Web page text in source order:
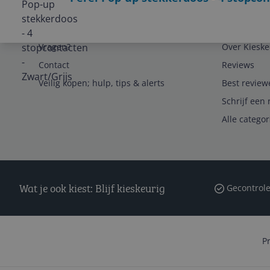
Vragen?
Contact
Veilig kopen; hulp, tips & alerts
Over
Reviews
Best
Schrijf een
Alle
Wat je ook kiest: Blijf kieskeurig